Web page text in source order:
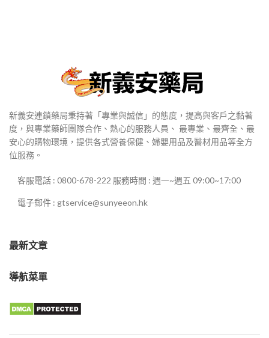
新義安連鎖藥局秉持著「專業與誠信」的態度，提高與客戶之黏著
度，與專業藥師團隊合作、熱心的服務人員、 最專業、最齊全、最
安心的購物環境，提供各式營養保健、婦嬰用品及醫材用品等全方
位服務。
客服電話 : 0800-678-222 服務時間 : 週一~週五 09:00~17:00
電子郵件 : gtservice@sunyeeon.hk
最新文章
導航菜單